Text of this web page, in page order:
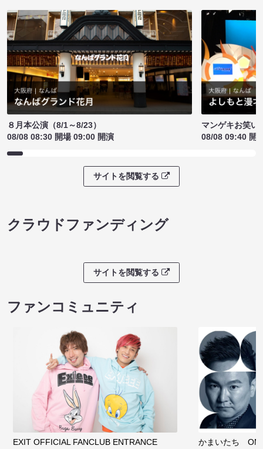
８月本公演（8/1～8/23）
08/08 08:30 開場 09:00 開演
マンゲキお笑い
08/08 09:40 開
サイトを閲覧する
クラウドファンディング
サイトを閲覧する
ファンコミュニティ
EXIT OFFICIAL FANCLUB ENTRANCE かまいたち